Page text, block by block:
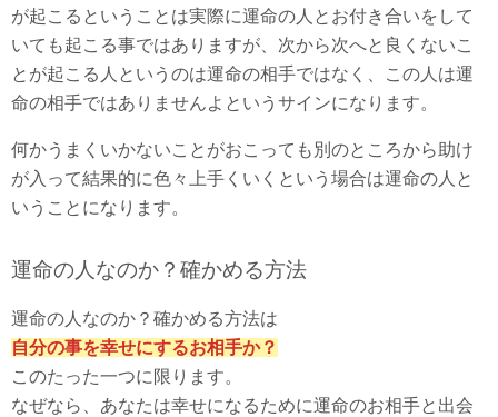
が起こるということは実際に運命の人とお付き合いをして
いても起こる事ではありますが、次から次へと良くないこ
とが起こる人というのは運命の相手ではなく、この人は運
命の相手ではありませんよというサインになります。
何かうまくいかないことがおこっても別のところから助け
が入って結果的に色々上手くいくという場合は運命の人と
いうことになります。
運命の人なのか？確かめる方法
運命の人なのか？確かめる方法は
自分の事を幸せにするお相手か？
このたった一つに限ります。
なぜなら、あなたは幸せになるために運命のお相手と出会